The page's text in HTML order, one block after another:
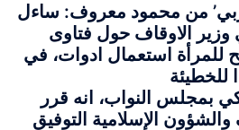
من محمود معروف: ساءل
الاوقاف حول فتاوى
للمرأة استعمال ادوات، في
بمجلس النواب، انه قرر
الإسلامية التوفيق